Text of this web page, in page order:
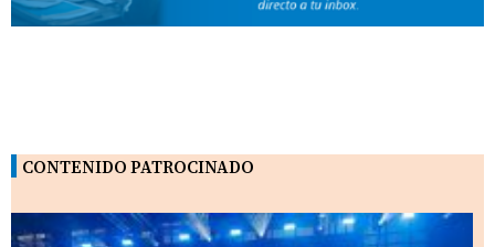
CONTENIDO PATROCINADO